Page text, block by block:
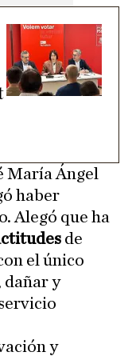
María Ángel
haber
Alegó que ha
de
el único
dañar y
y